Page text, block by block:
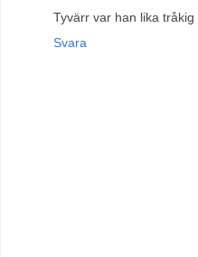
Tyvärr var han lika
Svara